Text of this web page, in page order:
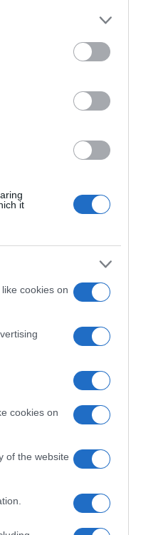
it
cookies on
cookies on
of the website
o
senza
il
un
del